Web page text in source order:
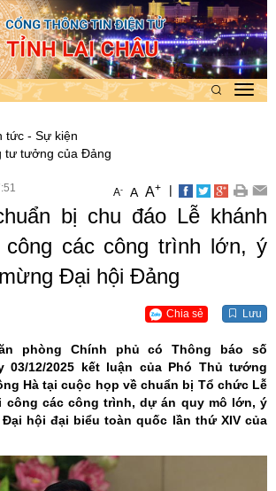
tức - Sự kiện
tư tưởng của Đảng
A- A A+ |
bị chu đáo Lễ khánh
công các công trình lớn, ý
Đại hội Đảng
Chia sẻ Lưu
phòng Chính phủ có Thông báo số
03/12/2025 kết luận của Phó Thủ tướng
Hà tại cuộc họp về chuẩn bị Tổ chức Lễ
công các công trình, dự án quy mô lớn, ý
hội đại biểu toàn quốc lần thứ XIV của